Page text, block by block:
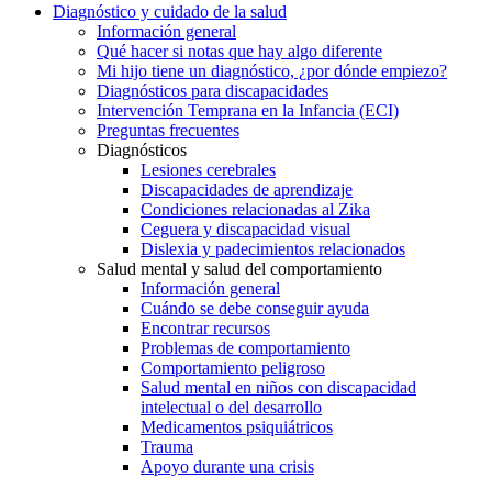
Diagnóstico y cuidado de la salud
Información general
Qué hacer si notas que hay algo diferente
Mi hijo tiene un diagnóstico, ¿por dónde empiezo?
Diagnósticos para discapacidades
Intervención Temprana en la Infancia (ECI)
Preguntas frecuentes
Diagnósticos
Lesiones cerebrales
Discapacidades de aprendizaje
Condiciones relacionadas al Zika
Ceguera y discapacidad visual
Dislexia y padecimientos relacionados
Salud mental y salud del comportamiento
Información general
Cuándo se debe conseguir ayuda
Encontrar recursos
Problemas de comportamiento
Comportamiento peligroso
Salud mental en niños con discapacidad
intelectual o del desarrollo
Medicamentos psiquiátricos
Trauma
Apoyo durante una crisis